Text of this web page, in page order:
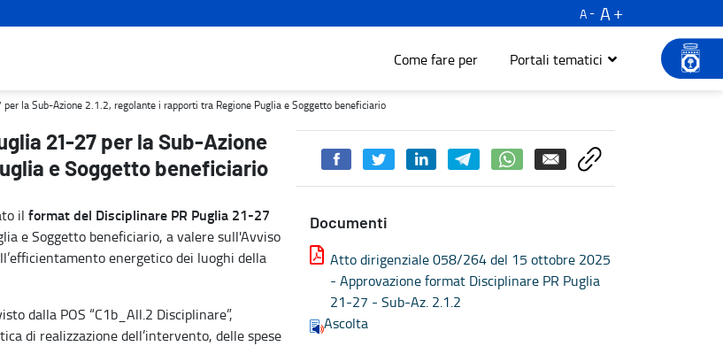
A
A
Come fare per Portali tematici
i rapporti tra Regione Puglia e Soggetto beneficiario - Turismo e cultura
la Sub-Azione 2.1.2, regolante i rapporti tra Regione Puglia e Soggetto beneficiario
21-27 per la Sub-Azione
e Soggetto beneficiario
il format del Disciplinare PR Puglia 21-27
e Soggetto beneficiario, a valere sull'Avviso
energetico dei luoghi della
dalla POS “C1b_All.2 Disciplinare”,
di realizzazione dell’intervento, delle spese
Documenti
Atto dirigenziale 058/264 del 15 ottobre 2025
- Approvazione format Disciplinare PR Puglia
21-27 - Sub-Az. 2.1.2
Ascolta